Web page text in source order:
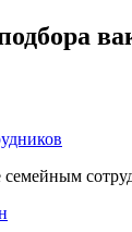
семейным